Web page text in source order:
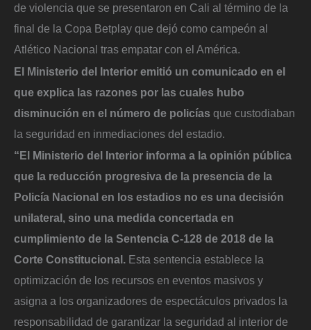
de violencia que se presentaron en Cali al término de la
final de la Copa Betplay que dejó como campeón al
Atlético Nacional tras empatar con el América.
El Ministerio del Interior emitió un comunicado en el
que explica las razones por las cuales hubo
disminución en el número de policías que custodiaban
la seguridad en inmediaciones del estadio.
“El Ministerio del Interior informa a la opinión pública
que la reducción progresiva de la presencia de la
Policía Nacional en los estadios no es una decisión
unilateral, sino una medida concertada en
cumplimiento de la Sentencia C-128 de 2018 de la
Corte Constitucional. Esta sentencia establece la
optimización de los recursos en eventos masivos y
asigna a los organizadores de espectáculos privados la
responsabilidad de garantizar la seguridad al interior de